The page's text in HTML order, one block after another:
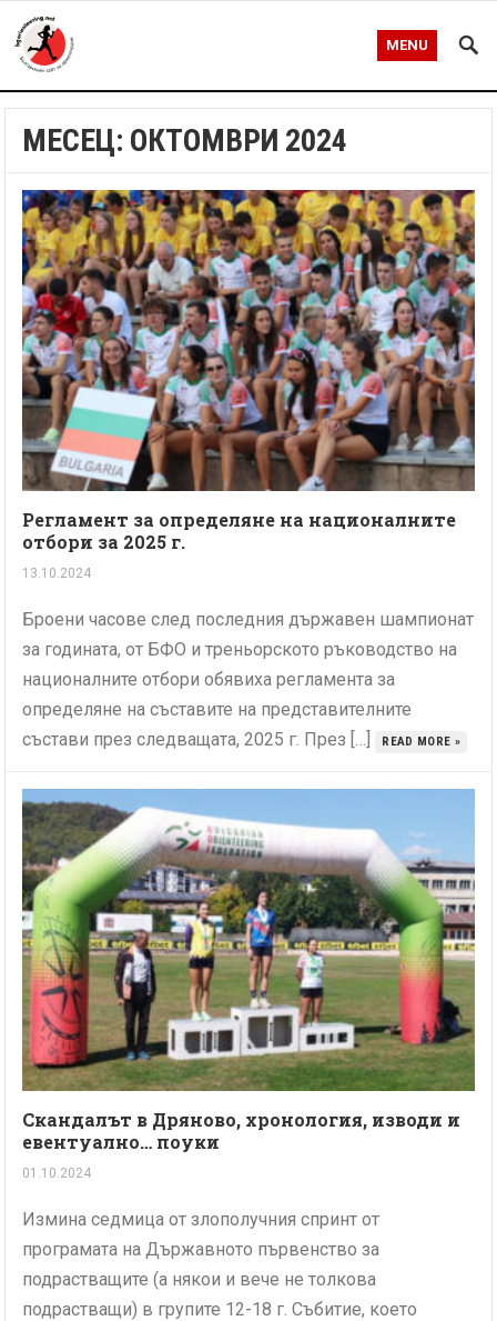
MENU
МЕСЕЦ: ОКТОМВРИ 2024
Регламент за определяне на националните
отбори за 2025 г.
13.10.2024
Броени часове след последния държавен шампионат
за годината, от БФО и треньорското ръководство на
националните отбори обявиха регламента за
определяне на съставите на представителните
състави през следващата, 2025 г. През […]
READ MORE »
Скандалът в Дряново, хронология, изводи и
евентуално… поуки
01.10.2024
Измина седмица от злополучния спринт от
програмата на Държавното първенство за
подрастващите (а някои и вече не толкова
подрастващи) в групите 12-18 г. Събитие, което